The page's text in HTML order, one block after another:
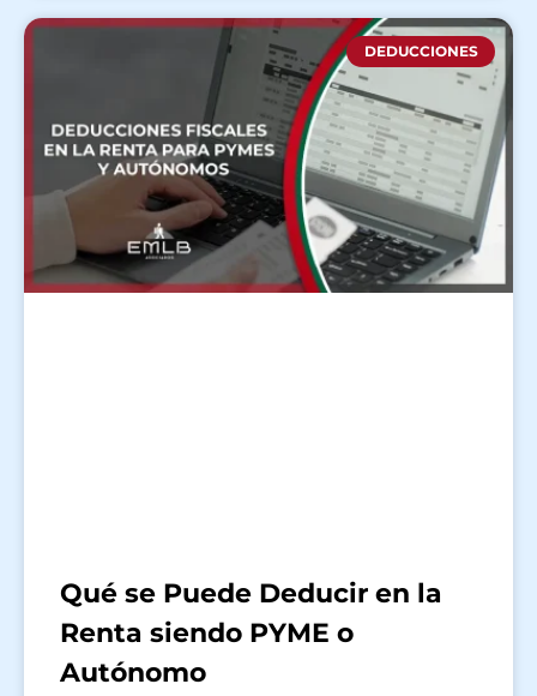
DEDUCCIONES
Qué se Puede Deducir en la
Renta siendo PYME o
Autónomo